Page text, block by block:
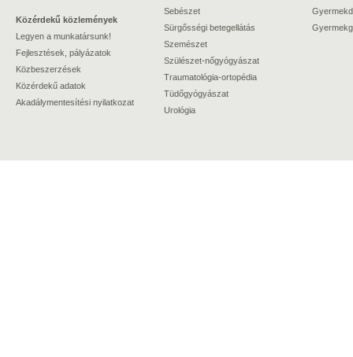
Közérdekű közlemények
Legyen a munkatársunk!
Fejlesztések, pályázatok
Közbeszerzések
Közérdekű adatok
Akadálymentesítési nyilatkozat
Sebészet
Sürgősségi betegellátás
Szemészet
Szülészet-nőgyógyászat
Traumatológia-ortopédia
Tüdőgyógyászat
Urológia